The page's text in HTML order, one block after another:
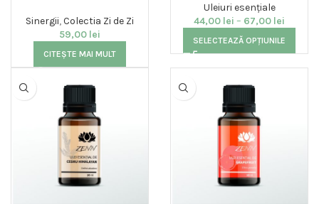
Sinergii,Colectia Zi de Zi
59,00 lei
CITEȘTE MAI MULT
Uleiuri esențiale
44,00 lei – 67,00 lei
SELECTEAZĂ OPȚIUNILE